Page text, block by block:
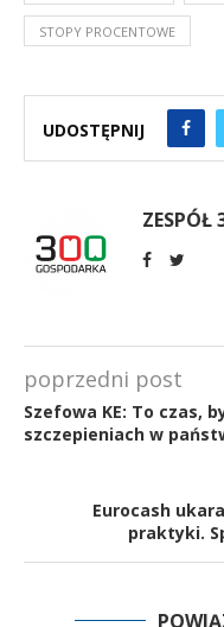
STOPY PROCENTOWE
UDOSTĘPNIJ
ZESPÓŁ
poprzedni post
Szefowa KE: To czas,
szczepieniach w
Eurocash
praktyki.